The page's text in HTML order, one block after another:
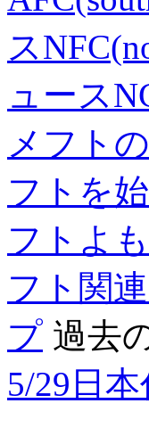
ス
ュース
メフト
フトを
フトよ
フト関連
プ 過去
5/29日